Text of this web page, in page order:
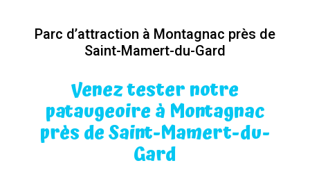
Parc d’attraction à Montagnac près de
Saint-Mamert-du-Gard
Venez tester notre
pataugeoire à Montagnac
près de Saint-Mamert-du-
Gard